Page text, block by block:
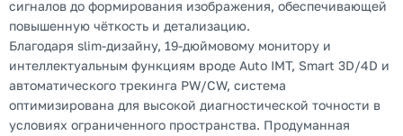
сигналов до формирования изображения, обеспечивающей
повышенную чёткость и детализацию.
Благодаря slim-дизайну, 19-дюймовому монитору и
интеллектуальным функциям вроде Auto IMT, Smart 3D/4D и
автоматического трекинга PW/CW, система
оптимизирована для высокой диагностической точности в
условиях ограниченного пространства. Продуманная